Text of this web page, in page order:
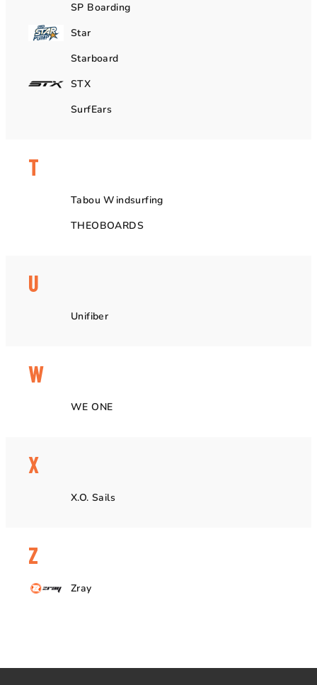
SP Boarding
Star
Starboard
STX
SurfEars
T
Tabou Windsurfing
THEOBOARDS
U
Unifiber
W
WE ONE
X
X.O. Sails
Z
Zray